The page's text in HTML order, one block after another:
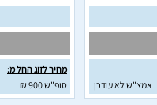
אמצ"ש לא עודכן
מחיר לזוג החל מ:
סופ"ש 900 ₪